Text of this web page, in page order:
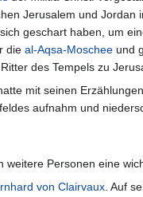
Jerusalem und Jordan
geschart haben, um
die al-Aqsa-Moschee und
des Tempels zu
mit seinen
aufnahm und
Personen eine
von Clairvaux . Auf